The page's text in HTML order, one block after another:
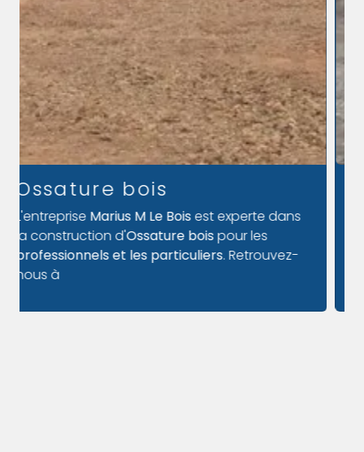
Couvreur
Besoin d'uncouvreur àBELLÊME? Notre
entreprise est là pour répondre à tous vos
besoins ! Nous agissonsdirectement chez
vous